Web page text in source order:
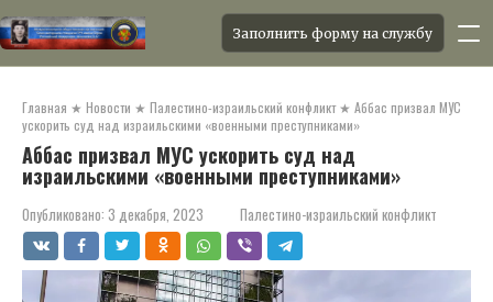
контенту
Заполнить форму на службу
Главная ★ Новости ★ Палестино-израильский конфликт ★ Аббас призвал МУС
ускорить суд над израильскими «военными преступниками»
Аббас призвал МУС ускорить суд над
израильскими «военными преступниками»
Опубликовано: 3 декабря, 2023 Палестино-израильский конфликт